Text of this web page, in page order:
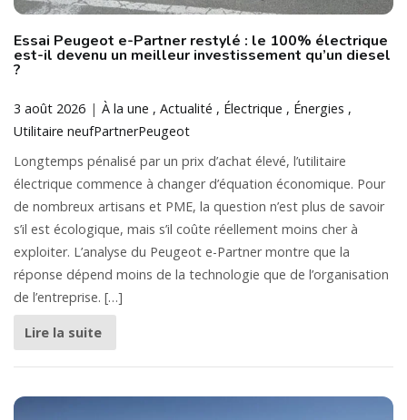
Essai Peugeot e-Partner restylé : le 100% électrique
est-il devenu un meilleur investissement qu’un diesel
?
3 août 2026 À la une Actualité Électrique
Énergies
Utilitaire neufPartnerPeugeot
Longtemps pénalisé par un prix d’achat élevé, l’utilitaire
électrique commence à changer d’équation économique. Pour
de nombreux artisans et PME, la question n’est plus de savoir
s’il est écologique, mais s’il coûte réellement moins cher à
exploiter. L’analyse du Peugeot e-Partner montre que la
réponse dépend moins de la technologie que de l’organisation
de l’entreprise. […]
Lire la suite